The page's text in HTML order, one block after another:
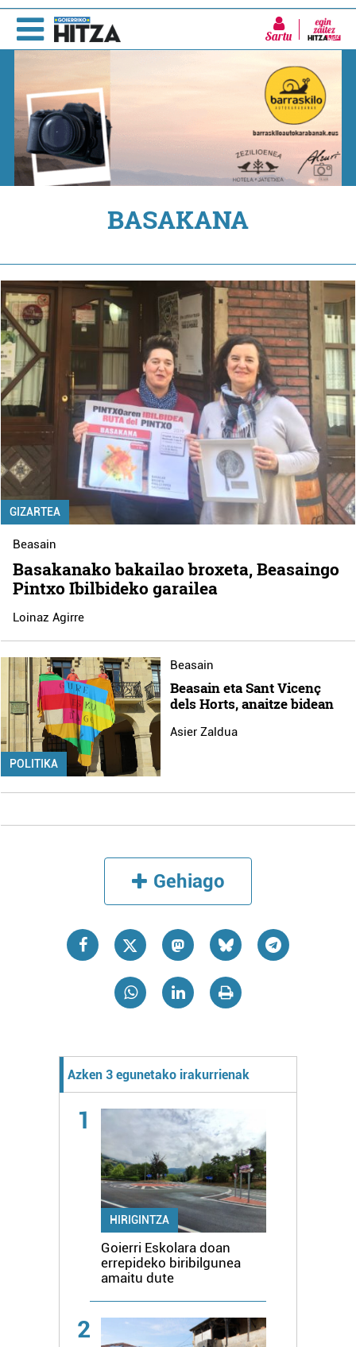
Sartu
BASAKANA
GIZARTEA
Beasain
Basakanako bakailao broxeta, Beasaingo
Pintxo Ibilbideko garailea
Loinaz Agirre
POLITIKA
Beasain
Beasain eta Sant Vicenç
dels Horts, anaitze bidean
Asier Zaldua
Gehiago
Azken 3 egunetako irakurrienak
1
HIRIGINTZA
Goierri Eskolara doan
errepideko biribilgunea
amaitu dute
2